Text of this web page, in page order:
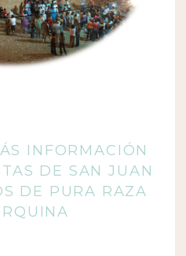
INFORMACIÓN
DE SAN JUAN
DE PURA RAZA